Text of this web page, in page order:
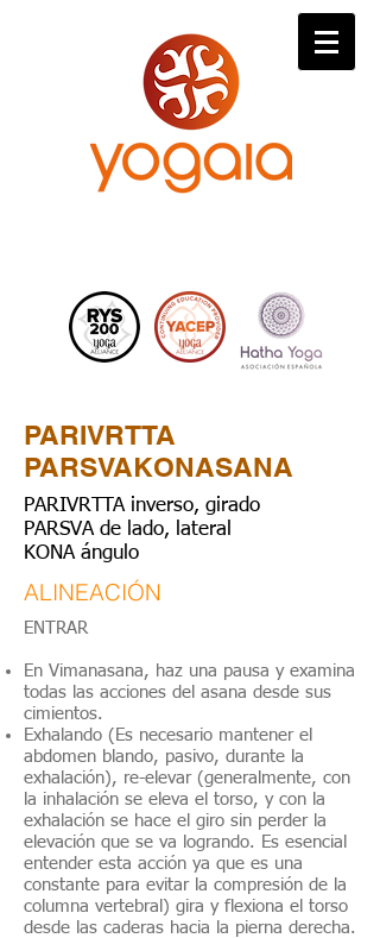
PARIVRTTA
PARSVAKONASANA
PARIVRTTA inverso, girado
PARSVA de lado, lateral
KONA ángulo
ALINEACIÓN
ENTRAR
En Vimanasana, haz una pausa y examina
todas las acciones del asana desde sus
cimientos.
Exhalando (Es necesario mantener el
abdomen blando, pasivo, durante la
exhalación), re-elevar (generalmente, con
la inhalación se eleva el torso, y con la
exhalación se hace el giro sin perder la
elevación que se va logrando. Es esencial
entender esta acción ya que es una
constante para evitar la compresión de la
columna vertebral) gira y flexiona el torso
desde las caderas hacia la pierna derecha.